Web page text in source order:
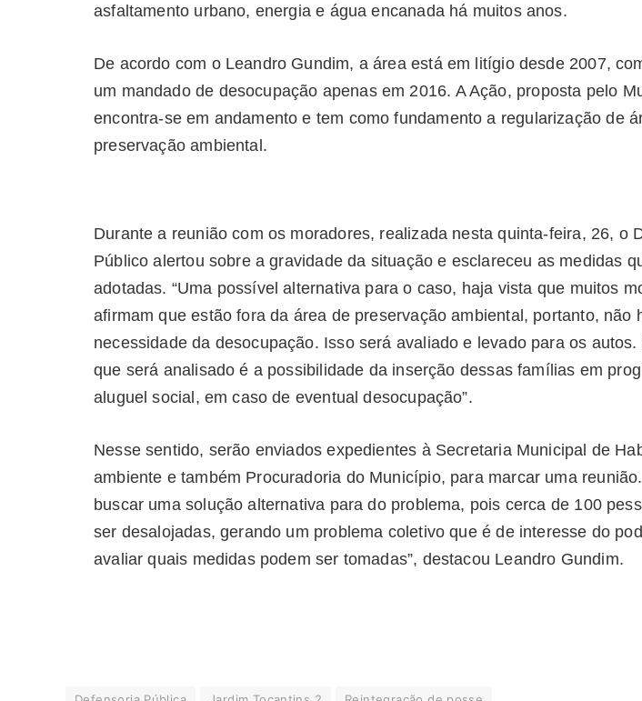
asfaltamento urbano, energia e águaencanada há muitos anos.
De acordo com o Leandro Gundim, a área está em litígio desde 2007,
um mandado de desocupação apenas em 2016. A Ação, proposta pelo
encontra-se em andamento e tem como fundamento a regularização de
preservação ambiental.
Durante a reunião com os moradores, realizada nesta quinta-feira, 26, o
Público alertou sobre a gravidade da situação e esclareceu as medidas
adotadas. “Uma possível alternativa para o caso, haja vista que muitos
afirmam que estão fora da área de preservação ambiental, portanto, não
necessidade da desocupação. Isso será avaliado e levado para os
que será analisado é a possibilidade da inserção dessas famílias em
aluguel social, em caso de eventual desocupação”.
Nesse sentido, serão enviados expedientes à Secretaria Municipal de
ambiente e também Procuradoria do Município, para marcar uma reunião.
buscar uma solução alternativa para do problema, pois cerca de 100
ser desalojadas, gerando um problema coletivo que é de interesse do
avaliar quais medidas podem ser tomadas”, destacou Leandro Gundim.